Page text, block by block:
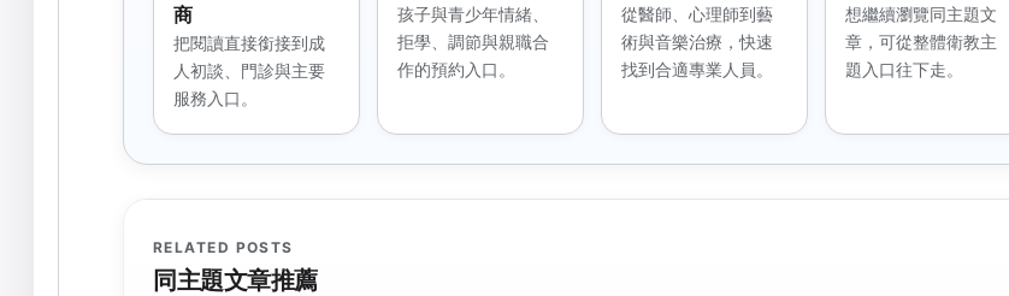
商
把閱讀直接銜接到成
人初談、門診與主要
服務入口。
孩子與青少年情緒、
拒學、調節與親職合
作的預約入口。
從醫師、心理師到藝
術與音樂治療，快速
找到合適專業人員。
想繼續瀏覽同主題文
章，可從整體衛教主
題入口往下走。
RELATED POSTS
同主題文章推薦